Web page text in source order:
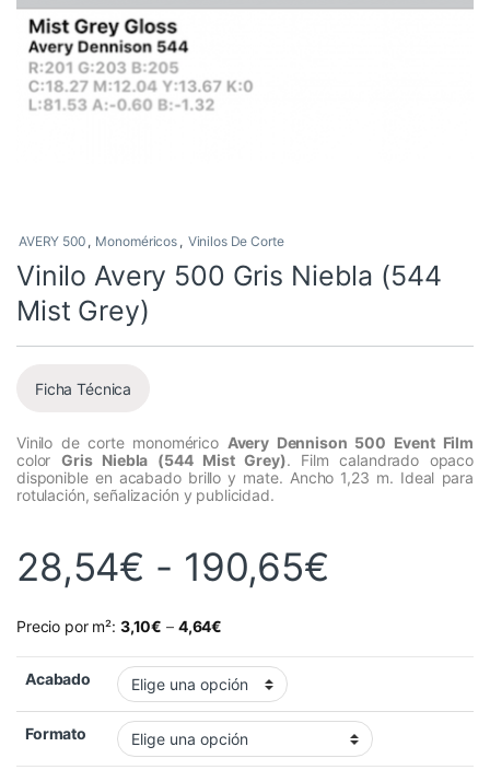
AVERY 500 , Monoméricos , Vinilos De Corte
Vinilo Avery 500 Gris Niebla (544
Mist Grey)
Ficha Técnica
Vinilo de corte monomérico Avery Dennison 500 Event Film
colorGris Niebla (544 Mist Grey). Film calandrado opaco
disponible en acabado brillo y mate. Ancho 1,23 m. Ideal para
rotulación, señalización y publicidad.
28,54€ - 190,65€
Precio por m²: 3,10€ – 4,64€
Acabado
Formato